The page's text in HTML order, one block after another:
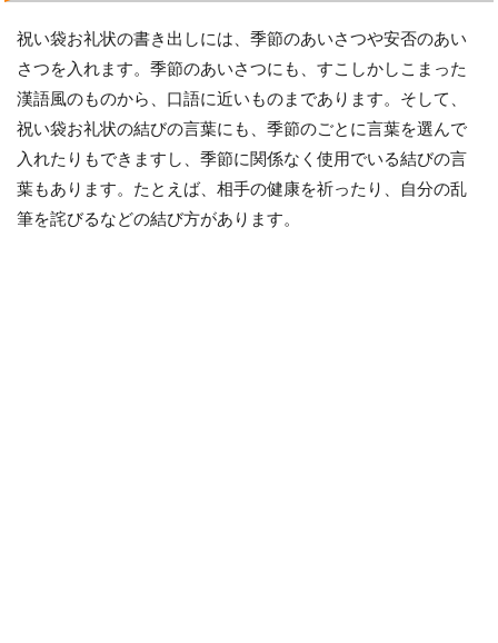
祝い袋お礼状の書き出しには、季節のあいさつや安否のあい
さつを入れます。季節のあいさつにも、すこしかしこまった
漢語風のものから、口語に近いものまであります。そして、
祝い袋お礼状の結びの言葉にも、季節のごとに言葉を選んで
入れたりもできますし、季節に関係なく使用でいる結びの言
葉もあります。たとえば、相手の健康を祈ったり、自分の乱
筆を詫びるなどの結び方があります。